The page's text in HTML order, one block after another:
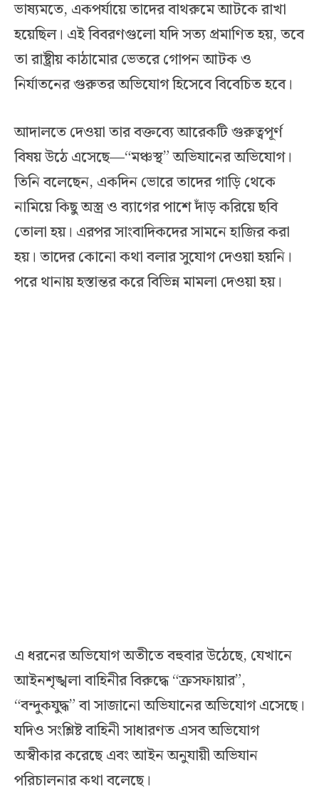
ভাষ্যমতে, একপর্যায়ে তাদের বাথরুমে আটকে রাখা
হয়েছিল। এই বিবরণগুলো যদি সত্য প্রমাণিত হয়, তবে
তা রাষ্ট্রীয় কাঠামোর ভেতরে গোপন আটক ও
নির্যাতনের গুরুতর অভিযোগ হিসেবে বিবেচিত হবে।
আদালতে দেওয়া তার বক্তব্যে আরেকটি গুরুত্বপূর্ণ
বিষয় উঠে এসেছে—“মঞ্চস্থ” অভিযানের অভিযোগ।
তিনি বলেছেন, একদিন ভোরে তাদের গাড়ি থেকে
নামিয়ে কিছু অস্ত্র ও ব্যাগের পাশে দাঁড় করিয়ে ছবি
তোলা হয়। এরপর সাংবাদিকদের সামনে হাজির করা
হয়। তাদের কোনো কথা বলার সুযোগ দেওয়া হয়নি।
পরে থানায় হস্তান্তর করে বিভিন্ন মামলা দেওয়া হয়।
এ ধরনের অভিযোগ অতীতে বহুবার উঠেছে, যেখানে
আইনশৃঙ্খলা বাহিনীর বিরুদ্ধে “ক্রসফায়ার”,
“বন্দুকযুদ্ধ” বা সাজানো অভিযানের অভিযোগ এসেছে।
যদিও সংশ্লিষ্ট বাহিনী সাধারণত এসব অভিযোগ
অস্বীকার করেছে এবং আইন অনুযায়ী অভিযান
পরিচালনার কথা বলেছে।